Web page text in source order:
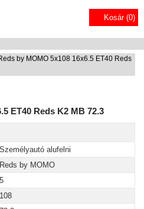
Kosár (0)
by MOMO 5x108 16x6.5 ET40 Reds
ET40 Reds K2 MB 72.3
Személyautó alufelni
Reds by MOMO
5
108